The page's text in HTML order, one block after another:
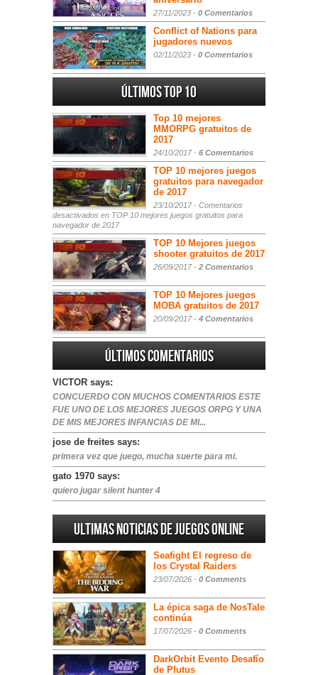
27/11/2023 - 0 Comentarios
Conflict of Nations para
jugadores nuevos
02/11/2023 - 0 Comentarios
Últimos Top 10
Top 10 mejores
MMORPG gratuitos de
2017
24/10/2017 - 6 Comentarios
TOP 10 mejores juegos
gratuitos para navegador
de 2017
23/10/2017 - Comentarios
desactivados en TOP 10 mejores juegos gratuitos para
navegador de 2017
TOP 10 Mejores juegos
shooter gratuitos de 2017
26/09/2017 - 2 Comentarios
TOP 10 Mejores juegos
MOBA gratuitos de 2017
20/09/2017 - 4 Comentarios
Últimos comentarios
VICTOR says:
CONCUERDO CON MUCHOS COMENTARIOS ESTE
FUE UNO DE LOS MEJORES JUEGOS ORPG Y UNA
DE MIS MEJORES INFANCIAS DE MI...
jose de freites says:
primera vez que juego, mucha suerte para mi.
gato 1970 says:
quiero jugar silent hunter 4
Ultimas noticias de juegos online
Seafight El regreso de
los Crystal Raiders
23/07/2026 - 0 Comments
La épica saga de NosTale
continúa
17/07/2026 - 0 Comments
DarkOrbit Evento Desafío
de Plutus